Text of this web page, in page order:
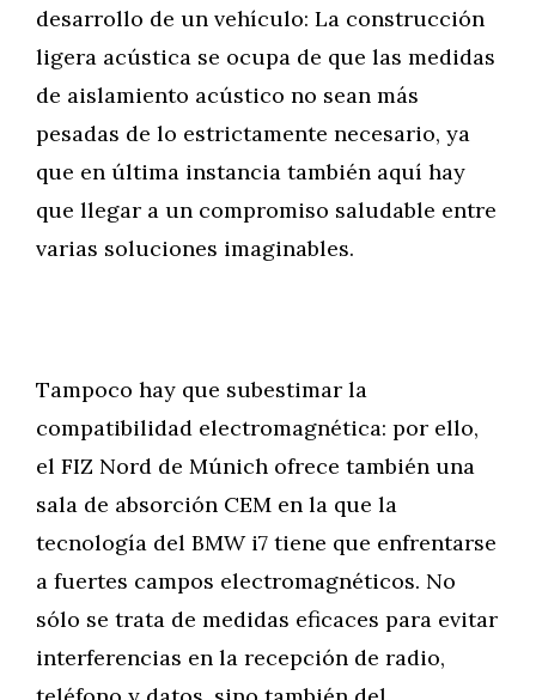
desarrollo de un vehículo: La construcción
ligera acústica se ocupa de que las medidas
de aislamiento acústico no sean más
pesadas de lo estrictamente necesario, ya
que en última instancia también aquí hay
que llegar a un compromiso saludable entre
varias soluciones imaginables.
Tampoco hay que subestimar la
compatibilidad electromagnética: por ello,
el FIZ Nord de Múnich ofrece también una
sala de absorción CEM en la que la
tecnología del BMW i7 tiene que enfrentarse
a fuertes campos electromagnéticos. No
sólo se trata de medidas eficaces para evitar
interferencias en la recepción de radio,